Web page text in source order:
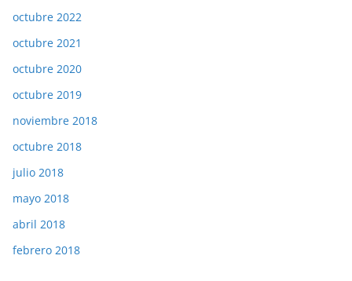
octubre 2022
octubre 2021
octubre 2020
octubre 2019
noviembre 2018
octubre 2018
julio 2018
mayo 2018
abril 2018
febrero 2018